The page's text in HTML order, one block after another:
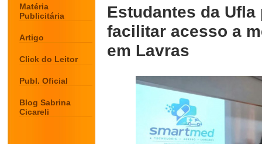
Matéria
Publicitária
Artigo
Click do Leitor
Publ. Oficial
Blog Sabrina
Cicareli
Estudantes da
facilitar acesso a
em Lavras